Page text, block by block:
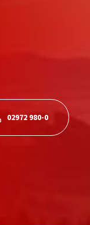
02972 980-0